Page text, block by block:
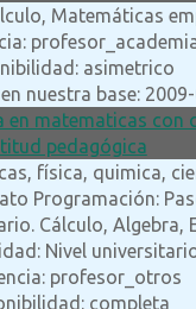
Matemáticas
asimetrico
nuestra base:
en matematicas con
pedagógica
física, quimica,
Programación:
Cálculo, Algebra,
Nivel
profesor_otros
completa